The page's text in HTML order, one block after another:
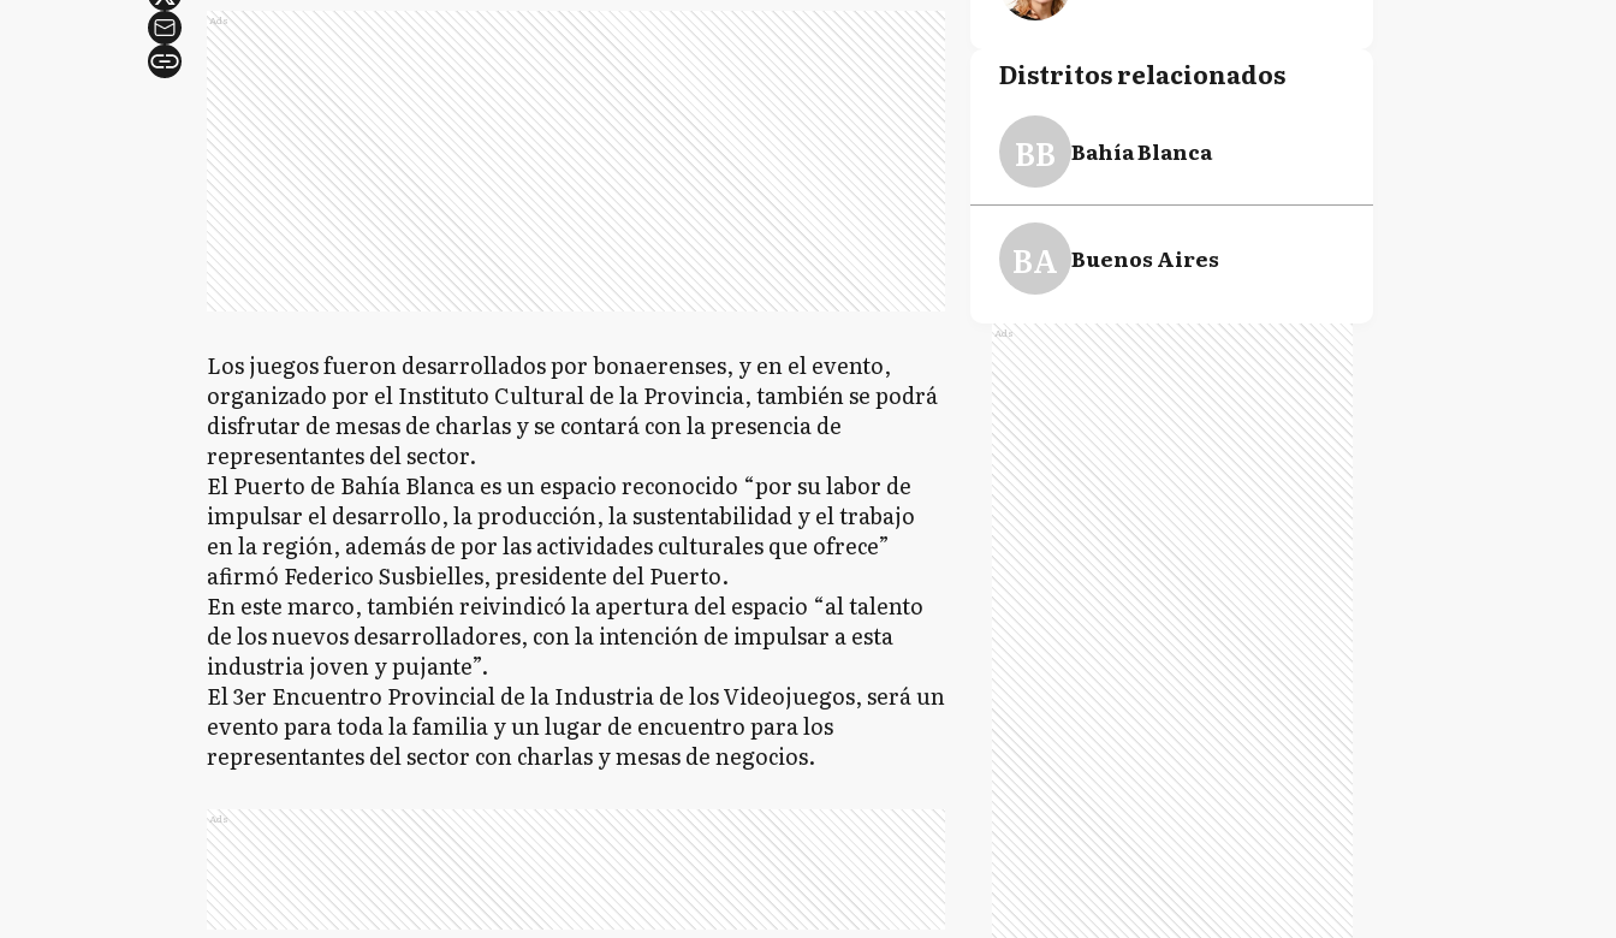
Ads
Los juegos fueron desarrollados por bonaerenses, y en el evento,
organizado por el Instituto Cultural de la Provincia, también se podrá
disfrutar de mesas de charlas y se contará con la presencia de
representantes del sector.
El Puerto de Bahía Blanca es un espacio reconocido “por su labor de
impulsar el desarrollo, la producción, la sustentabilidad y el trabajo
en la región, además de por las actividades culturales que ofrece”
afirmó Federico Susbielles, presidente del Puerto.
En este marco, también reivindicó la apertura del espacio “al talento
de los nuevos desarrolladores, con la intención de impulsar a esta
industria joven y pujante”.
El 3er Encuentro Provincial de la Industria de los Videojuegos, será un
evento para toda la familia y un lugar de encuentro para los
representantes del sector con charlas y mesas de negocios.
Ads
Distritos relacionados
BB Bahía Blanca
BA Buenos Aires
Ads